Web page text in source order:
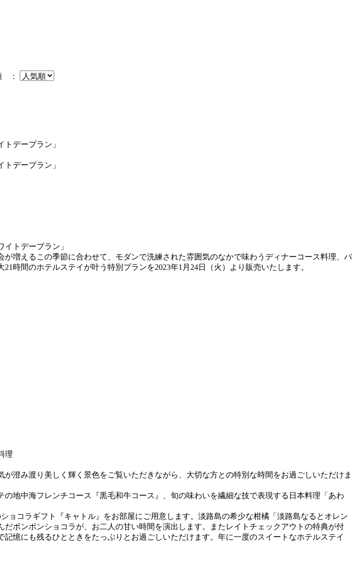
：
デープラン」
デープラン」
増えるこの季節に合わせて、モダンで洗練された雰囲気のなかで味わうディナーコース料理、パ
時間のホテルステイが叶う特別プランを2023年1月24日（火）より販売いたします。
理
澄み渡り美しく輝く景色をご覧いただきながら、大切な方との特別な時間をお過ごしいただけま
地中海フレンチコース『黒毛和牛コース』、旬の味わいを繊細な技で表現する日本料理「あわ
ョコラギフト『キャトル』をお部屋にご用意します。淡路島の希少な柑橘「淡路島なるとオレン
ボンボンショコラが、お二人の甘い時間を演出します。またレイトチェックアウトの特典が付
憶にも残るひとときをたっぷりとお過ごしいただけます。年に一度のスイートなホテルステイ